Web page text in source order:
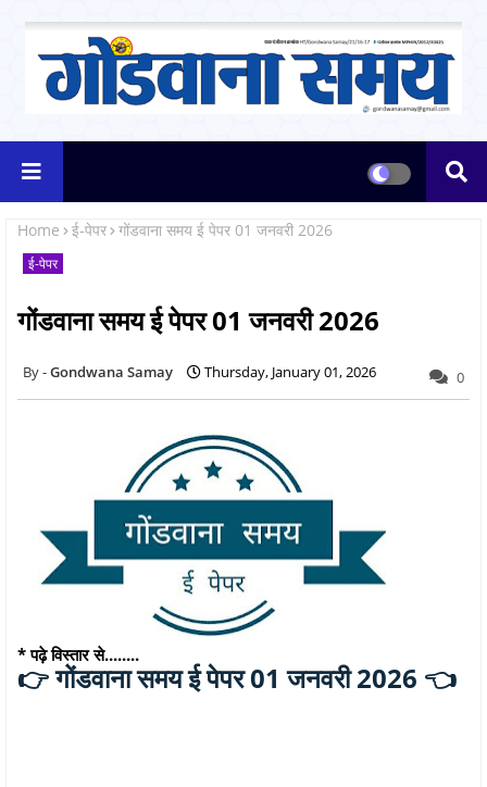
Home ई-पेपर गोंडवाना समय ई पेपर 01 जनवरी 2026
ई-पेपर
गोंडवाना समय ई पेपर 01 जनवरी 2026
Gondwana Samay Thursday, January 01, 2026 0
* पढ़े विस्तार से........
👉 गोंडवाना समय ई पेपर 01 जनवरी 2026 👈